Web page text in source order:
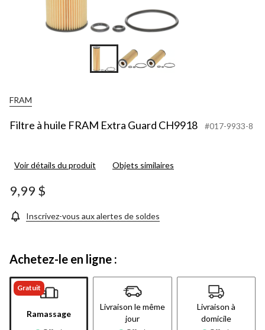
FRAM
Filtre à huile FRAM Extra Guard CH9918 #017-9933-8
Voir détails du produit Objets similaires
9,99 $
Inscrivez-vous aux alertes de soldes
Achetez-le en ligne :
Gratuit
Ramassage
Livraison le même
jour
Livraison à
domicile